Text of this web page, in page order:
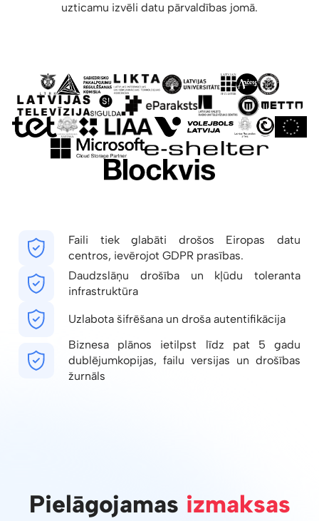
uzticamu izvēli datu pārvaldības jomā.
Faili tiek glabāti drošos Eiropas datu
centros, ievērojot GDPR prasības.
Daudzslāņu drošība un kļūdu toleranta
infrastruktūra
Uzlabota šifrēšana un droša autentifikācija
Biznesa plānos ietilpst līdz pat 5 gadu
dublējumkopijas, failu versijas un drošības
žurnāls
Pielāgojamas izmaksas